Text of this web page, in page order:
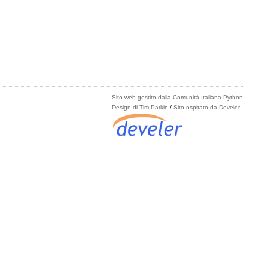
Sito web gestito dalla Comunità Italiana Python
Design di Tim Parkin /Sito ospitato da Develer